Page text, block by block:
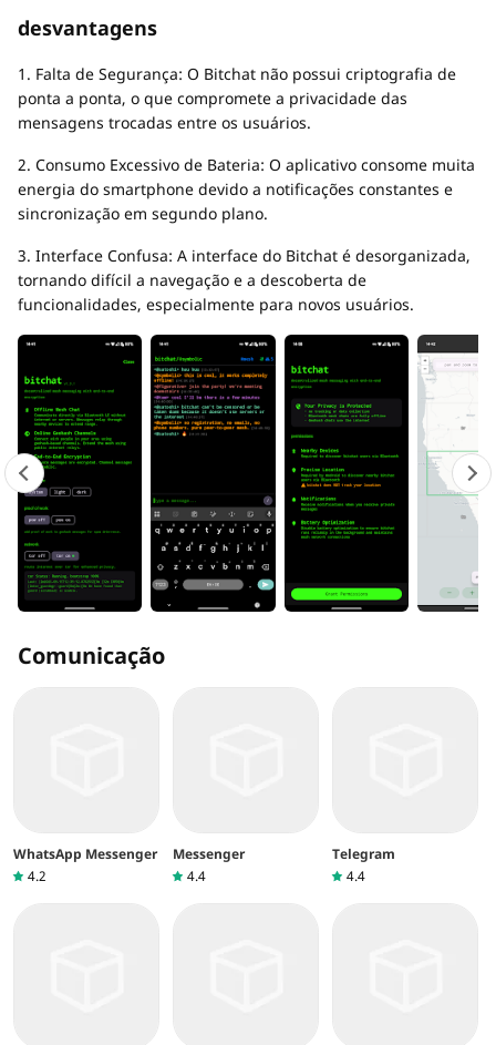
desvantagens
1. Falta de Segurança: O Bitchat não possui criptografia de
ponta a ponta, o que compromete a privacidade das
mensagens trocadas entre os usuários.
2. Consumo Excessivo de Bateria: O aplicativo consome muita
energia do smartphone devido a notificações constantes e
sincronização em segundo plano.
3. Interface Confusa: A interface do Bitchat é desorganizada,
tornando difícil a navegação e a descoberta de
funcionalidades, especialmente para novos usuários.
Comunicação
WhatsApp Messenger
4.2
Messenger
4.4
Telegram
4.4